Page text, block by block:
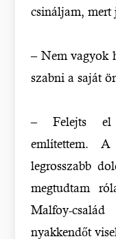
csináljam, mert
– Nem vagyok
szabni a saját
– Felejts el
említettem.
legrosszabb
megtudtam
Malfoy-család
nyakkendőt